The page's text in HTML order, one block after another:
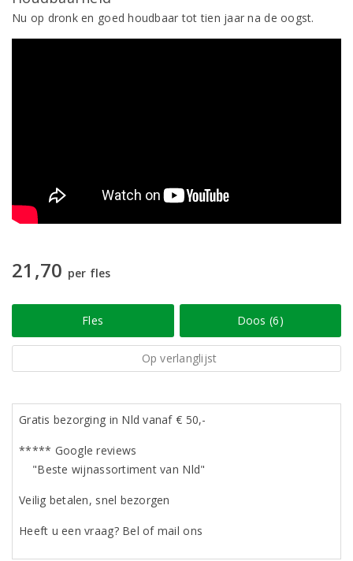
Nu op dronk en goed houdbaar tot tien jaar na de oogst.
21,70 per fles
Fles Doos (6)
Op verlanglijst
Gratis bezorging in Nld vanaf € 50,-
***** Google reviews
"Beste wijnassortiment van Nld"
Veilig betalen, snel bezorgen
Heeft u een vraag? Bel of mail ons